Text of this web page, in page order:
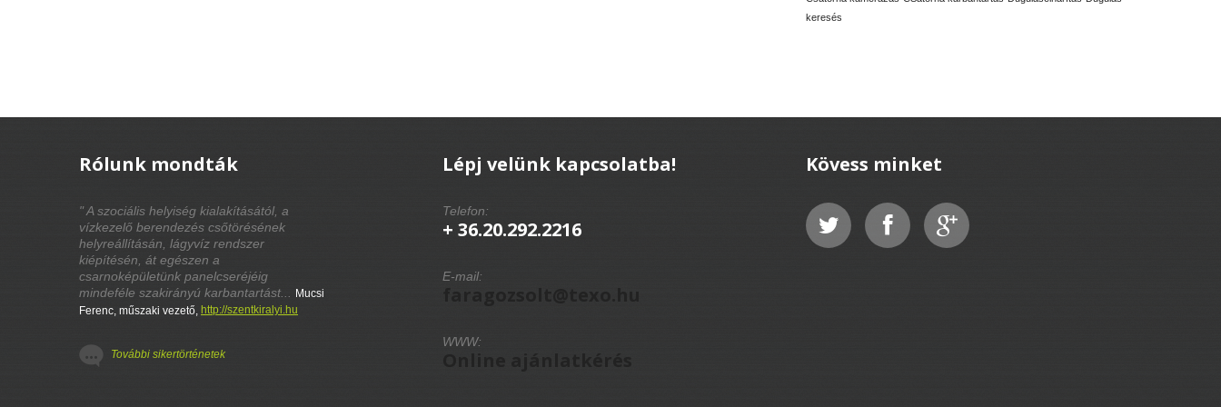
keresés
Rólunk mondták
" A szociális helyiség kialakításától, a
vízkezelő berendezés csőtörésének
helyreállításán, lágyvíz rendszer
kiépítésén, át egészen a
csarnoképületünk panelcseréjéig
mindeféle szakirányú karbantartást... Mucsi
Ferenc, műszaki vezető, http://szentkiralyi.hu
További sikertörténetek
Lépj velünk kapcsolatba!
Telefon:
+ 36.20.292.2216
E-mail:
WWW:
Kövess minket